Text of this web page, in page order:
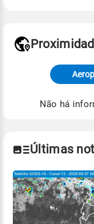
Fonte: dados
de Tempo e
Para obter
Não há
Últimas